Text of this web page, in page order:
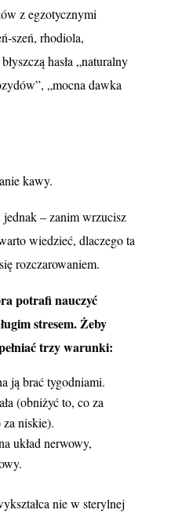
z egzotycznymi
rhodiola,
hasła „naturalny
„mocna dawka
kawy.
– zanim wrzucisz
wiedzieć, dlaczego ta
rozczarowaniem.
potrafi nauczyć
stresem. Żeby
trzy warunki:
ją brać tygodniami.
(obniżyć to, co za
niskie).
układ nerwowy,
nie w sterylnej